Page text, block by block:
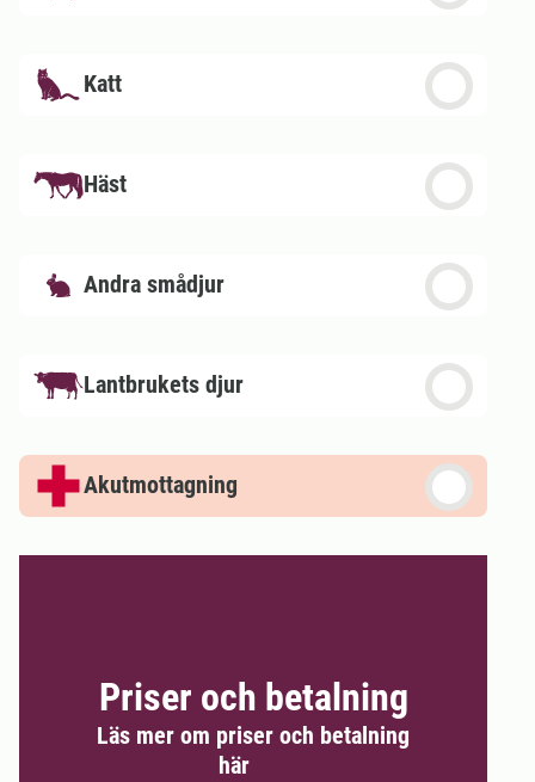
Katt
Häst
Andra smådjur
Lantbrukets djur
Akutmottagning
Priser och betalning
Läs mer om priser och betalning
här